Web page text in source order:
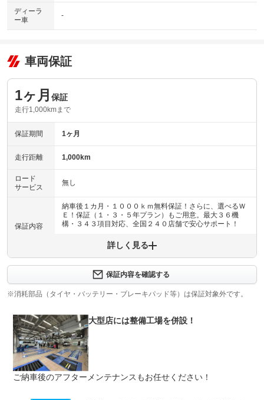
ディーラ
ー車
-
車両保証
1ヶ月 保証
走行1,000kmまで
保証期間 1ヶ月
走行距離 1,000km
ロード
サービス
無し
保証内容
納車後１カ月・１０００ｋｍ無料保証！さらに、選べるＷ
Ｅ！保証（１・３・５年プラン）もご用意。最大３６機
構・３４３項目対応、全国２４０店舗で安心サポート！
保証内容について問い合わせる
納車後１ヶ月・１０００ｋｍ以内は３６機構・３４３項目
を保証いたします。詳しくは販売店までお問い合わせ下さ
い。
上限金額
車両本体価格
車両本体価格の５０％まで
免責金 無し
保証修理
全国のＷＥＣＡＲＳで修理受付可能です。詳細はスタッフ
詳しく見る
保証内容を確認する
※消耗部品（タイヤ・バッテリー・ブレーキパッド等）は保証対象外です。
大型店には整備工場を併設！
ご納車後のアフターメンテナンスもお任せください！